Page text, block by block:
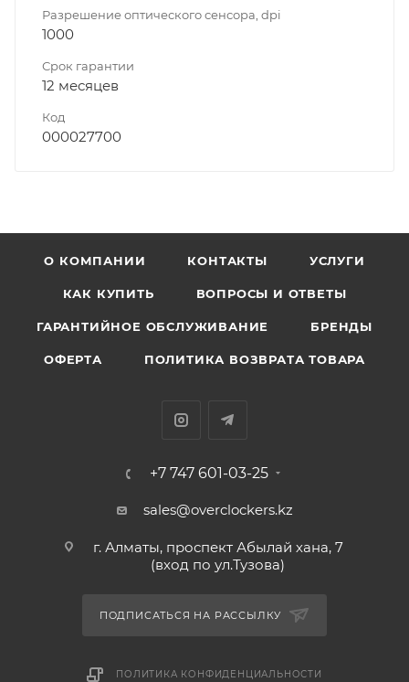
Разрешение оптического сенсора, dpi
1000
Срок гарантии
12 месяцев
Код
000027700
О КОМПАНИИ КОНТАКТЫ УСЛУГИ
КАК КУПИТЬ ВОПРОСЫ И ОТВЕТЫ
ГАРАНТИЙНОЕ ОБСЛУЖИВАНИЕ БРЕНДЫ
ОФЕРТА ПОЛИТИКА ВОЗВРАТА ТОВАРА
+7 747 601-03-25
sales@overclockers.kz
г. Алматы, проспект Абылай хана, 7
(вход по ул.Тузова)
ПОДПИСАТЬСЯ НА РАССЫЛКУ
ПОЛИТИКА КОНФИДЕНЦИАЛЬНОСТИ